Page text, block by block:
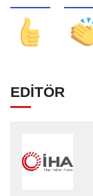
EDİTÖR